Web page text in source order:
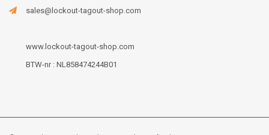
sales@lockout-tagout-shop.com
www.lockout-tagout-shop.com
BTW-nr : NL858474244B01